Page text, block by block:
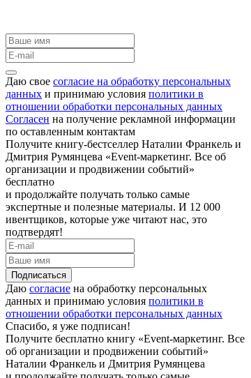
Даю свое согласие на обработку персональных
данных и принимаю условия политики в
отношении обработки персональных данных
Согласен на получение рекламной информации
по оставленным контактам
Получите книгу-бестселлер Наталии Франкель и
Дмитрия Румянцева «Event-маркетинг. Все об
организации и продвижении событий»
бесплатно
и продолжайте получать только самые
экспертные и полезные материалы. И 12 000
ивентщиков, которые уже читают нас, это
подтвердят!
Подписаться
Даю согласие на обработку персональных
данных и принимаю условия политики в
отношении обработки персональных данных
Спасибо, я уже подписан!
Получите бесплатно книгу «Event-маркетинг. Все
об организации и продвижении событий»
Наталии Франкель и Дмитрия Румянцева